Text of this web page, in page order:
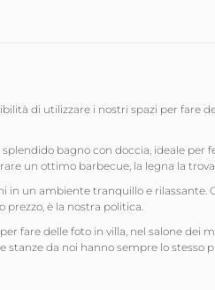
di utilizzare i nostri spazi per fare
bagno con doccia, ideale per
un ottimo barbecue, la legna la
in un ambiente tranquillo e
prezzo, è la nostra politica.
fare delle foto in villa, nel salone dei
da noi hanno sempre lo stesso